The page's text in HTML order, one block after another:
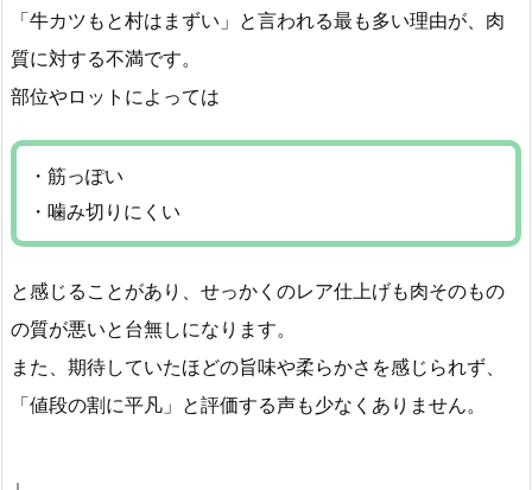
「牛カツもと村はまずい」と言われる最も多い理由が、肉
質に対する不満です。
部位やロットによっては
・筋っぽい
・噛み切りにくい
と感じることがあり、せっかくのレア仕上げも肉そのもの
の質が悪いと台無しになります。
また、期待していたほどの旨味や柔らかさを感じられず、
「値段の割に平凡」と評価する声も少なくありません。